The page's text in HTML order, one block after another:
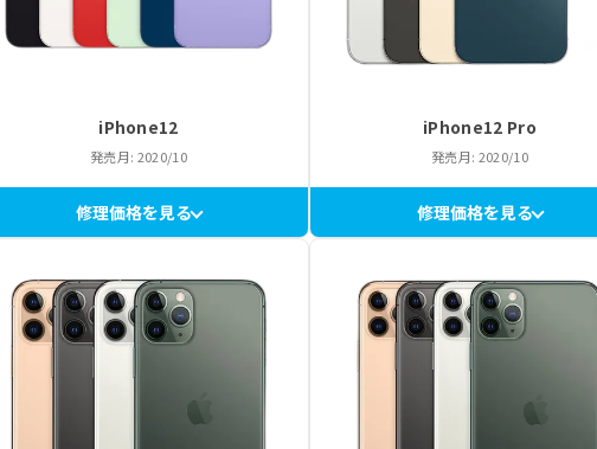
iPhone12
発売月: 2020/10
修理価格を見る
iPhone12 Pro
発売月: 2020/10
修理価格を見る